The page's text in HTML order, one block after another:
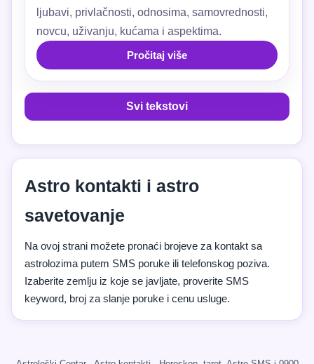
ljubavi, privlačnosti, odnosima, samovrednosti,
novcu, uživanju, kućama i aspektima.
Pročitaj više
Svi tekstovi
Astro kontakti i astro
savetovanje
Na ovoj strani možete pronaći brojeve za kontakt sa
astrolozima putem SMS poruke ili telefonskog poziva.
Izaberite zemlju iz koje se javljate, proverite SMS
keyword, broj za slanje poruke i cenu usluge.